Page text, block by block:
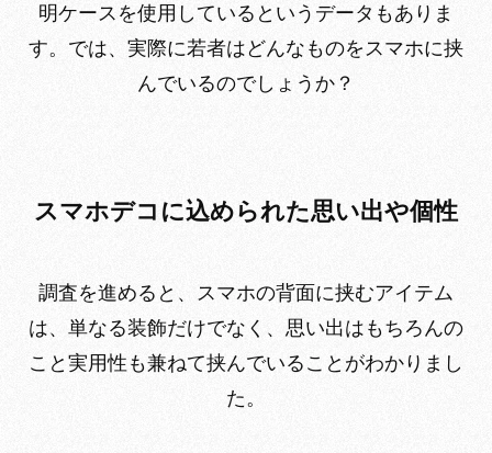
明ケースを使用しているというデータもありま
す。では、実際に若者はどんなものをスマホに挟
んでいるのでしょうか？
スマホデコに込められた思い出や個性
調査を進めると、スマホの背面に挟むアイテム
は、単なる装飾だけでなく、思い出はもちろんの
こと実用性も兼ねて挟んでいることがわかりまし
た。